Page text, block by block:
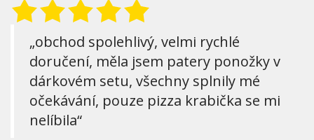
„obchod spolehlivý, velmi rychlé
doručení, měla jsem patery ponožky v
dárkovém setu, všechny splnily mé
očekávání, pouze pizza krabička se mi
nelíbila“